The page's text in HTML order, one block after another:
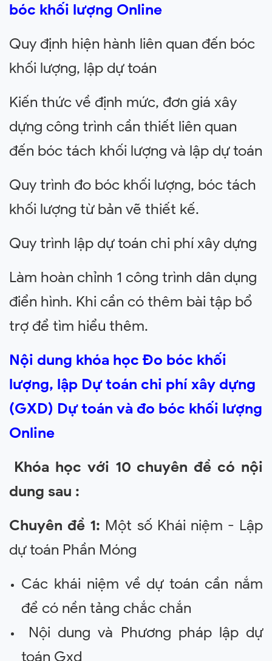
bóc khối lượng Online
Quy định hiện hành liên quan đến bóc
khối lượng, lập dự toán
Kiến thức về định mức, đơn giá xây
dựng công trình cần thiết liên quan
đến bóc tách khối lượng và lập dự toán
Quy trình đo bóc khối lượng, bóc tách
khối lượng từ bản vẽ thiết kế.
Quy trình lập dự toán chi phí xây dựng
Làm hoàn chỉnh 1 công trình dân dụng
điển hình. Khi cần có thêm bài tập bổ
trợ để tìm hiểu thêm.
Nội dung khóa học Đo bóc khối
lượng, lập Dự toán chi phí xây dựng
(GXD) Dự toán và đo bóc khối lượng
Online
Khóa học với 10 chuyên đề có nội
dung sau :
Chuyên đề 1: Một số Khái niệm - Lập
dự toán Phần Móng
Các khái niệm về dự toán cần nắm
để có nền tảng chắc chắn
Nội dung và Phương pháp lập dự
toán Gxd